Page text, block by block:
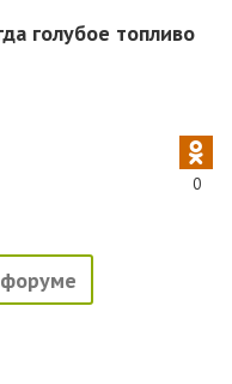
голубое топливо
0